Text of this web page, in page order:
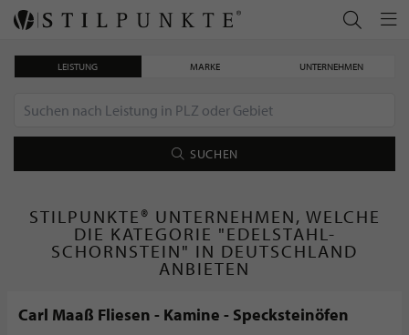
LEISTUNG MARKE UNTERNEHMEN
SUCHEN
STILPUNKTE® UNTERNEHMEN, WELCHE
DIE KATEGORIE "EDELSTAHL-
SCHORNSTEIN" IN DEUTSCHLAND
ANBIETEN
Carl Maaß Fliesen - Kamine - Specksteinöfen